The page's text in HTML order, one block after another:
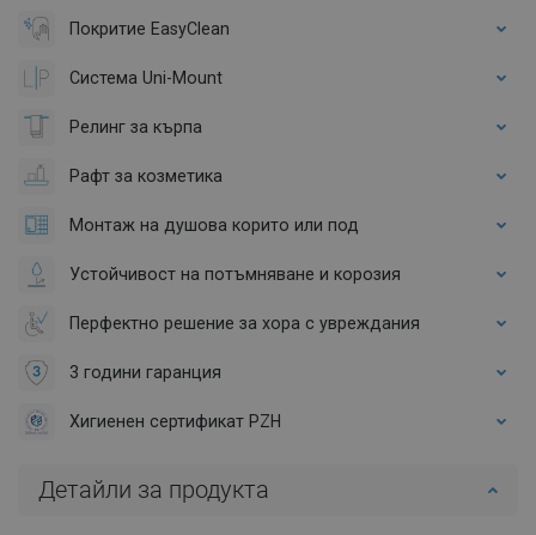
Покритие EasyClean
Система Uni-Mount
Релинг за кърпа
Рафт за козметика
Монтаж на душова корито или под
Устойчивост на потъмняване и корозия
Перфектно решение за хора с увреждания
3 години гаранция
Хигиенен сертификат PZH
Детайли за продукта